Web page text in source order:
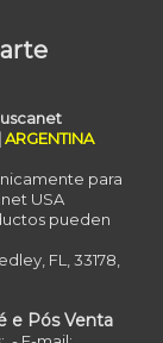
|ARGENTINA
para
USA
pueden
FL, 33178,
e Pós Venta